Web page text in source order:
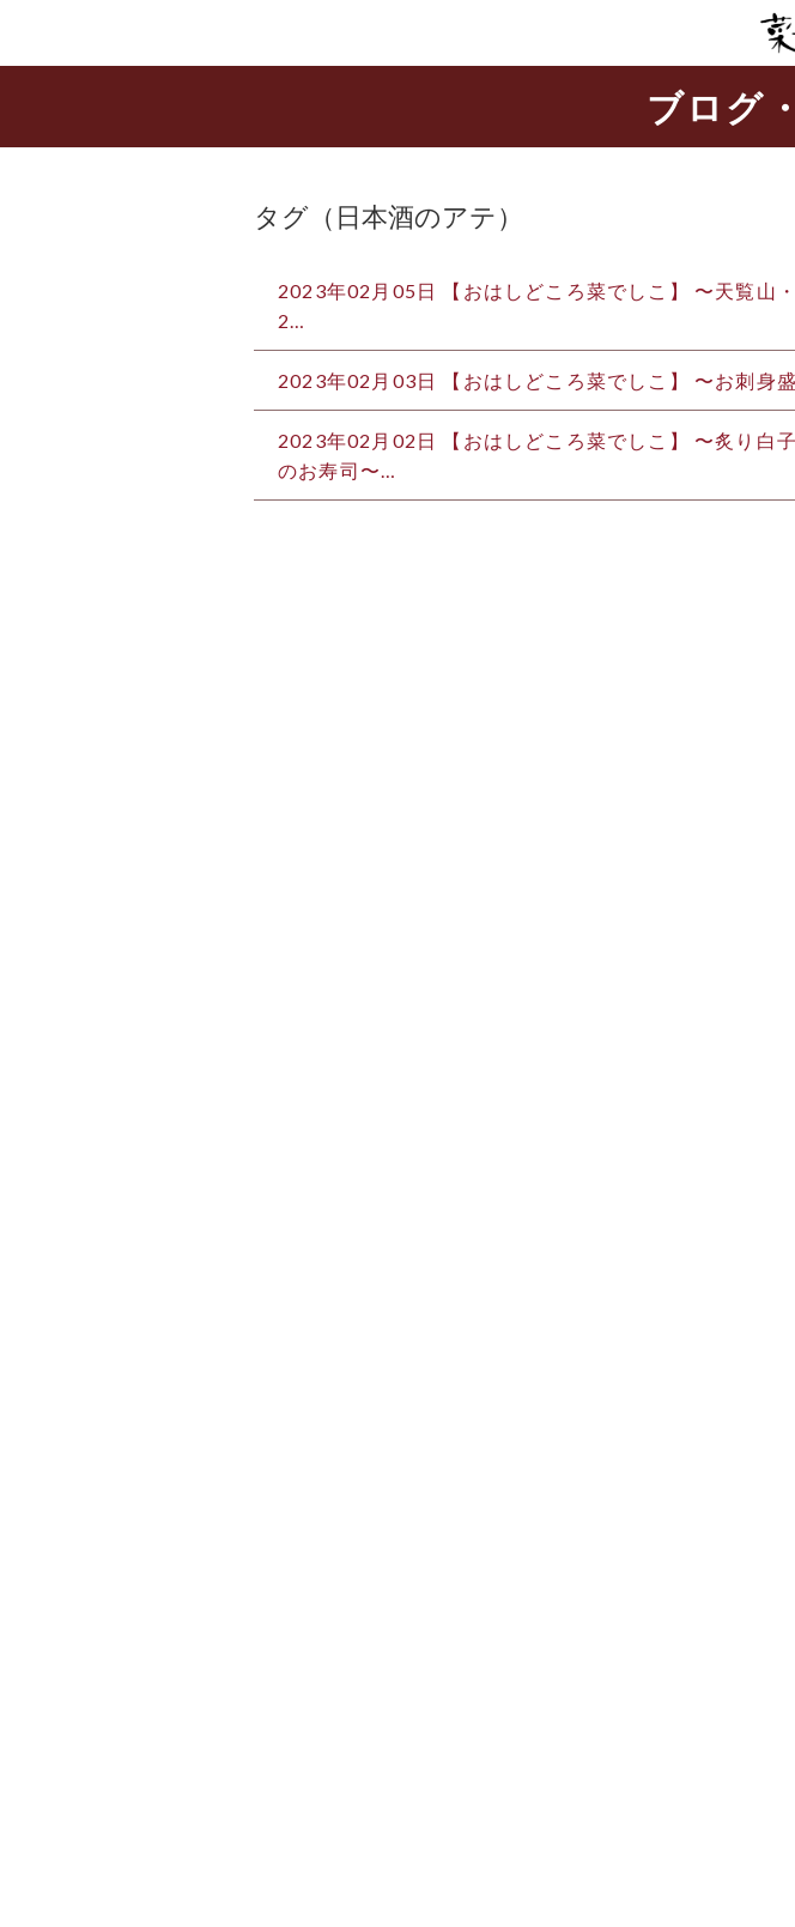
ブログ
タグ（日本酒のアテ）
2023年02月05日 【おはしどころ菜でしこ】 〜天覧山
2…
2023年02月03日 【おはしどころ菜でしこ】 〜お刺身
2023年02月02日 【おはしどころ菜でしこ】 〜炙り白
のお寿司〜…